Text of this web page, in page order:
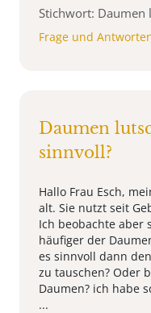
Stichwort: Daumen
Frage und
Daumen
sinnvoll?
Hallo Frau Esch,
alt. Sie nutzt seit
Ich beobachte aber
häufiger der
es sinnvoll dann
zu tauschen? Oder
Daumen? ich habe
...